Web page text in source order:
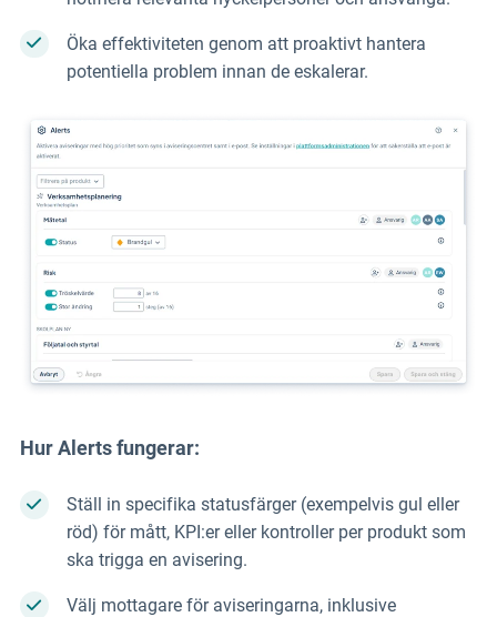
Öka effektiviteten genom att proaktivt hantera
potentiella problem innan de eskalerar.
Hur Alerts fungerar:
Ställ in specifika statusfärger (exempelvis gul eller
röd) för mått, KPI:er eller kontroller per produkt som
ska trigga en avisering.
Välj mottagare för aviseringarna, inklusive